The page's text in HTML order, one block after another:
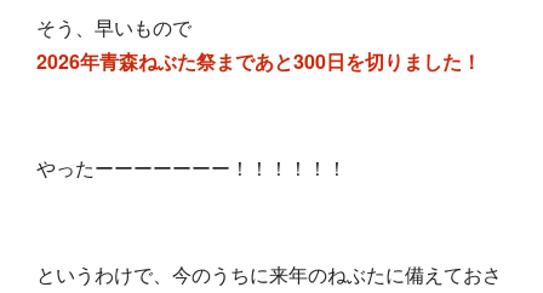
そう、早いもので
2026年青森ねぶた祭まであと300日を切りました！
やったーーーーーーー！！！！！！
というわけで、今のうちに来年のねぶたに備えておさ